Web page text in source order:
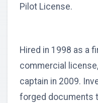
Pilot License.
Hired in 1998 as a
commercial
captain in 2009.
forged documents